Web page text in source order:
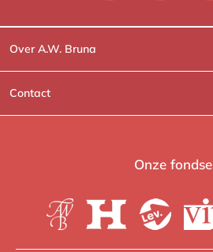
Over A.W. Bruna
Wat wij doen
Wie is Wie?
Heartbeat
Contact
Contactinformatie
Voor de boekhandels
Onze